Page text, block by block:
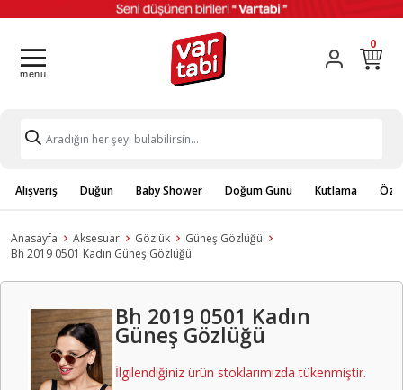
0
Alışveriş Düğün Baby Shower Doğum Günü Kutlama
Anasayfa Aksesuar Gözlük
Güneş Gözlüğü
Bh 2019 0501 Kadın Güneş Gözlüğü
Bh 2019 0501 Kadın
Güneş Gözlüğü
İlgilendiğiniz ürün stoklarımızda tükenmiştir.